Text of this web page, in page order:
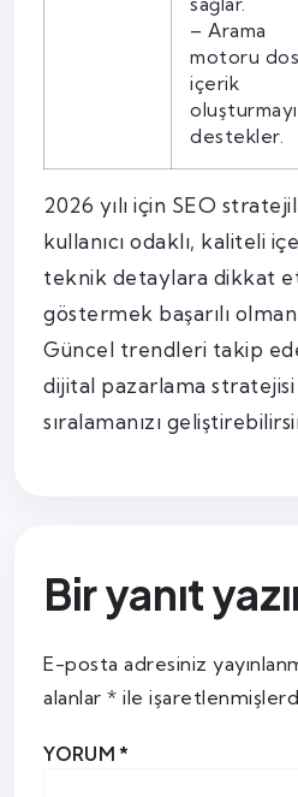
– Arama
motoru
içerik
oluşturmayı
destekler.
2026 yılı için SEO
kullanıcı odaklı, kaliteli
teknik detaylara dikkat
göstermek başarılı
Güncel trendleri takip
dijital pazarlama
sıralamanızı
Bir yanıt
E-posta adresiniz
alanlar * ile
YORUM*